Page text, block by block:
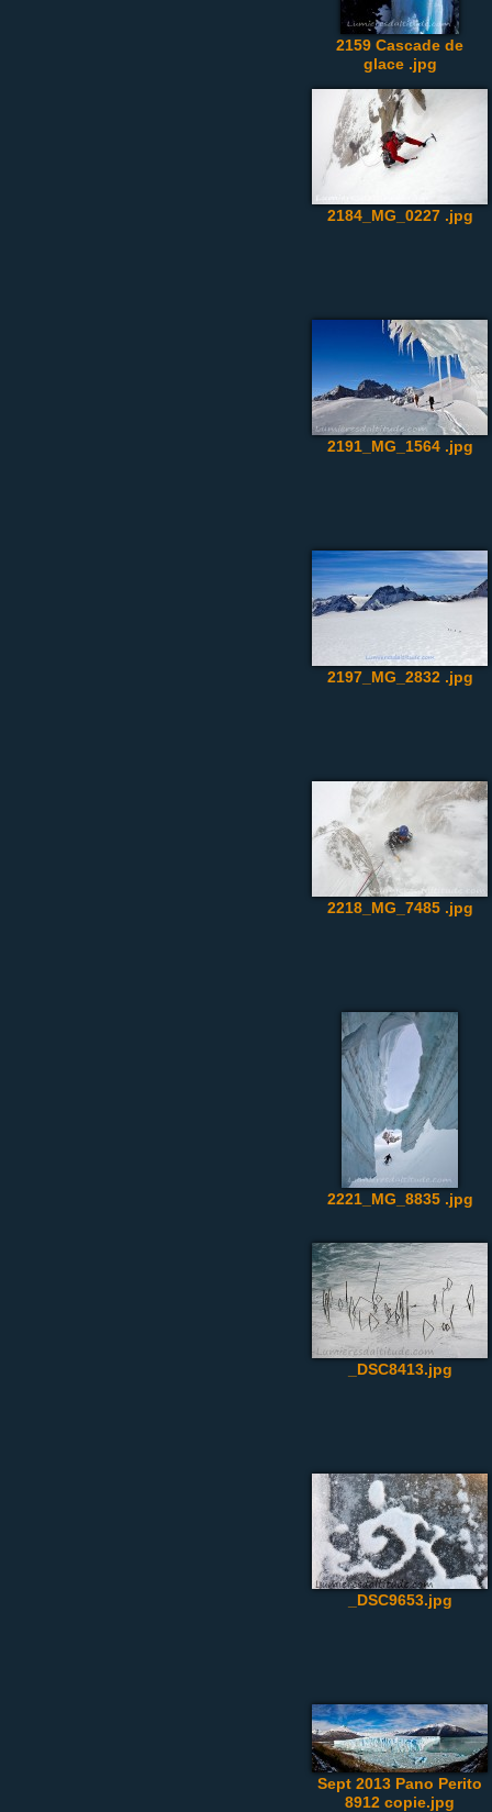
2159 Cascade de
glace .jpg
2184_MG_0227 .jpg
2191_MG_1564 .jpg
2197_MG_2832 .jpg
2218_MG_7485 .jpg
2221_MG_8835 .jpg
_DSC8413.jpg
_DSC9653.jpg
Sept 2013 Pano Perito
8912 copie.jpg